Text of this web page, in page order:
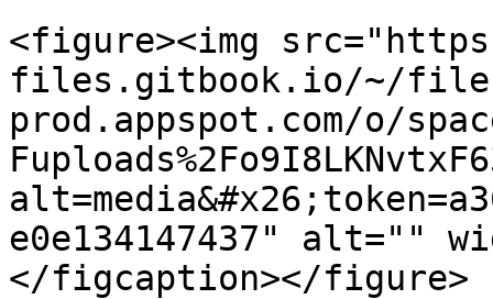
<figure><img
files.gitbook.io/~/
prod.appspot.com/o/
e0e134147437" alt=""
</figcaption></figure>